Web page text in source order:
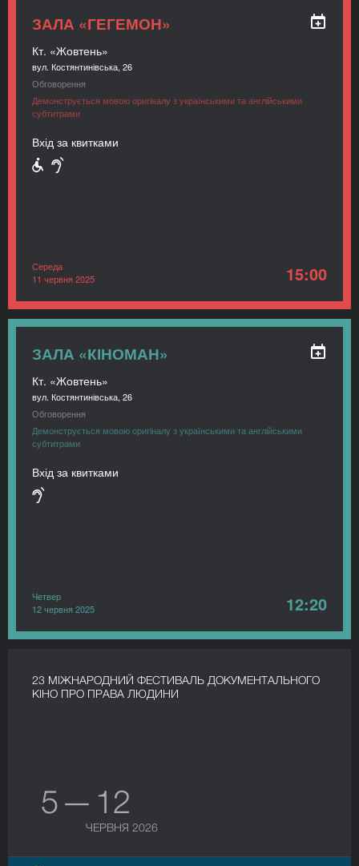
ЗАЛА «ГЕГЕМОН»
Кт. «Жовтень»
вул. Костянтинівська, 26
Обговорення
Демонструється мовою оригіналу з українськими та англійськими
субтитрами
Вхід за квитками
Середа
11 червня 2025
15:00
ЗАЛА «КІНОМАН»
Кт. «Жовтень»
вул. Костянтинівська, 26
Обговорення
Демонструється мовою оригіналу з українськими та англійськими
субтитрами
Вхід за квитками
Четвер
12 червня 2025
12:20
23 МІЖНАРОДНИЙ ФЕСТИВАЛЬ ДОКУМЕНТАЛЬНОГО
КІНО ПРО ПРАВА ЛЮДИНИ
5 — 12
ЧЕРВНЯ 2026